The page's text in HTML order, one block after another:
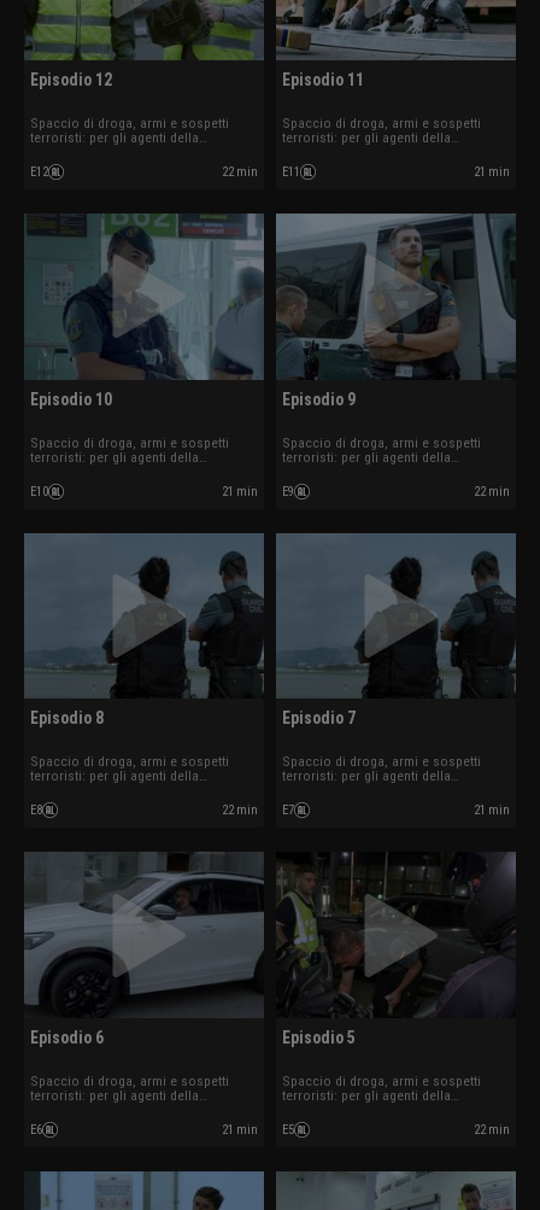
Episodio 12
Spaccio di droga, armi e sospetti
terroristi: per gli agenti della
sono all'ordine del giorno.
E12 22 min
Episodio 11
Spaccio di droga, armi e sospetti
terroristi: per gli agenti della
sono all'ordine del giorno.
E11 21 min
Episodio 10
Spaccio di droga, armi e sospetti
terroristi: per gli agenti della
sono all'ordine del giorno.
E10 21 min
Episodio 9
Spaccio di droga, armi e sospetti
terroristi: per gli agenti della
sono all'ordine del giorno.
E9 22 min
Episodio 8
Spaccio di droga, armi e sospetti
terroristi: per gli agenti della
sono all'ordine del giorno.
E8 22 min
Episodio 7
Spaccio di droga, armi e sospetti
terroristi: per gli agenti della
sono all'ordine del giorno.
E7 21 min
Episodio 6
Spaccio di droga, armi e sospetti
terroristi: per gli agenti della
sono all'ordine del giorno.
E6 21 min
Episodio 5
Spaccio di droga, armi e sospetti
terroristi: per gli agenti della
sono all'ordine del giorno.
E5 22 min